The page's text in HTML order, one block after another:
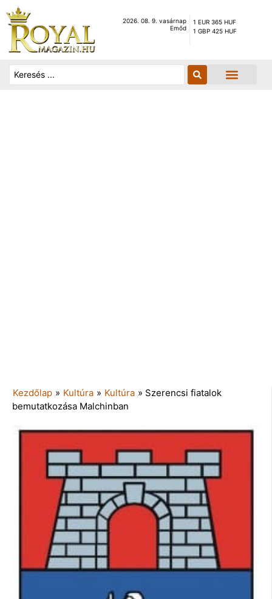
2026. 08. 9. vasárnap
Emőd
1 EUR 365 HUF
1 GBP 425 HUF
Kezdőlap » Kultúra » Kultúra » Szerencsi fiatalok
bemutatkozása Malchinban